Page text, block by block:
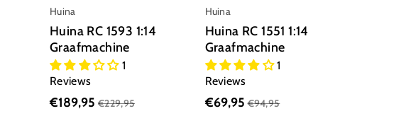
Huina
Huina RC 1593 1:14
Graafmachine
1
Reviews
€189,95 €229,95
Huina
Huina RC 1551 1:14
Graafmachine
1
Reviews
€69,95€94,95